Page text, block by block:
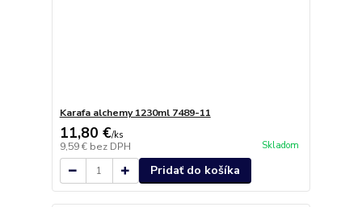
Karafa alchemy 1230ml 7489-11
11,80 €/ks
9,59 € bez DPH Skladom
Pridať do košíka